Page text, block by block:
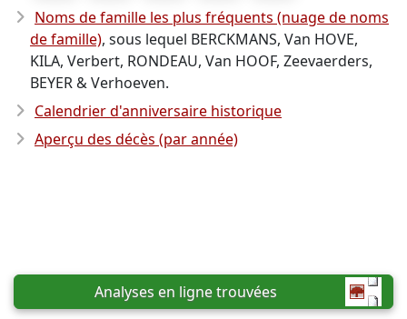
Noms de famille les plus fréquents (nuage de noms
de famille), sous lequel BERCKMANS, Van HOVE,
KILA, Verbert, RONDEAU, Van HOOF, Zeevaerders,
BEYER & Verhoeven.
Calendrier d'anniversaire historique
Aperçu des décès (par année)
Analyses en ligne trouvées